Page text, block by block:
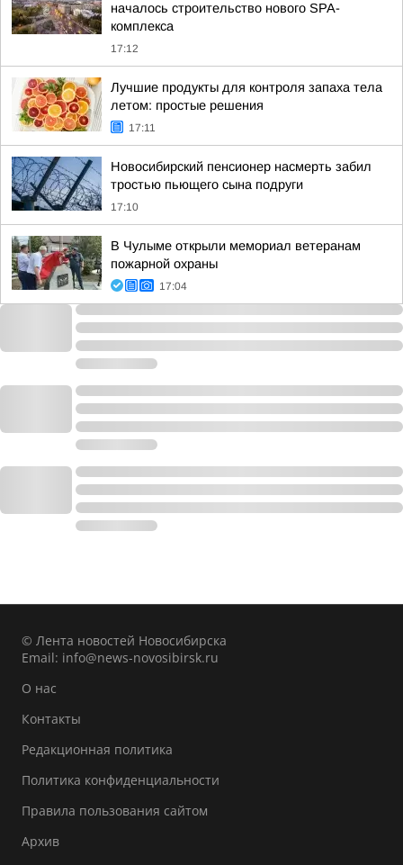
началось строительство нового SPA-
комплекса
17:12
Лучшие продукты для контроля запаха тела
летом: простые решения
17:11
Новосибирский пенсионер насмерть забил
тростью пьющего сына подруги
17:10
В Чулыме открыли мемориал ветеранам
пожарной охраны
17:04
© Лента новостей Новосибирска
Email: info@news-novosibirsk.ru
О нас
Контакты
Редакционная политика
Политика конфиденциальности
Правила пользования сайтом
Архив